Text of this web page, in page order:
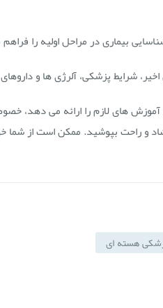
بیماری در مراحل اولیه را
شرایط پزشکی، آلرژی ها و
های لازم را ارائه می دهد،
و راحت بپوشید. ممکن است از شما
هسته ای